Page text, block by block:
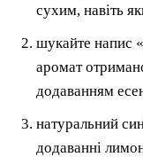
сухим, навіть
шукайте напис
аромат
додаванням
натуральний
додаванні